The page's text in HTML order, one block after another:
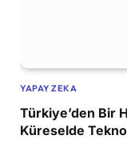
YAPAY ZEKA
Türkiye’den Bir
Küreselde